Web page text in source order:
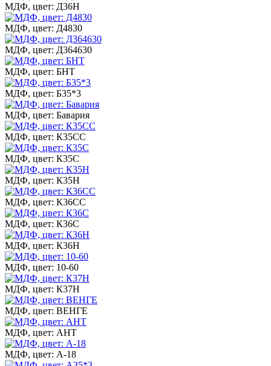
МДФ, цвет: Д36Н
МДФ, цвет: Д4830
МДФ, цвет: Д364630
МДФ, цвет: БНТ
МДФ, цвет: Б35*3
МДФ, цвет: Бавария
МДФ, цвет: К35СС
МДФ, цвет: К35С
МДФ, цвет: К35Н
МДФ, цвет: К36СС
МДФ, цвет: К36С
МДФ, цвет: К36Н
МДФ, цвет: 10-60
МДФ, цвет: К37Н
МДФ, цвет: ВЕНГЕ
МДФ, цвет: АНТ
МДФ, цвет: А-18